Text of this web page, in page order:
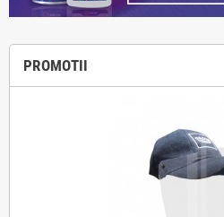
PROMOTII